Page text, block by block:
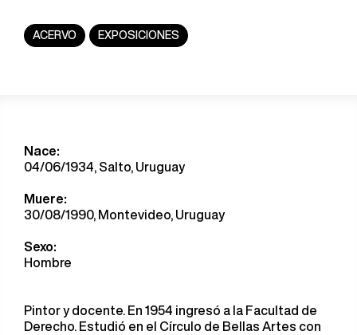
ACERVO EXPOSICIONES
Nace:
04/06/1934, Salto, Uruguay
Muere:
30/08/1990, Montevideo, Uruguay
Sexo:
Hombre
Pintor y docente. En 1954 ingresó a la Facultad de
Derecho. Estudió en el Círculo de Bellas Artes con